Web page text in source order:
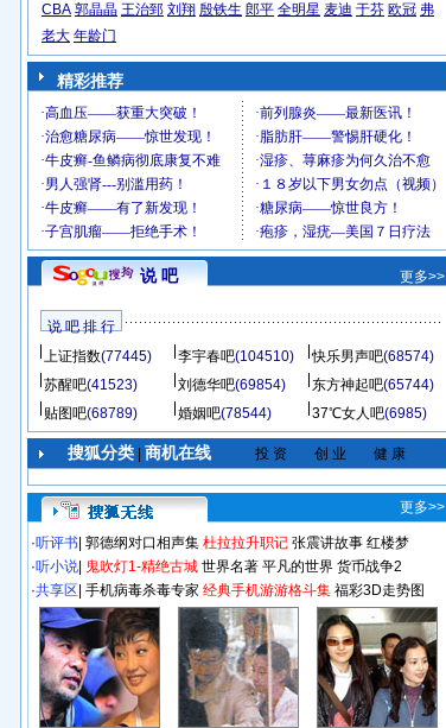
CBA 郭晶晶 王治郅 刘翔 殷铁生 郎平 全明星 麦迪 于芬 欧冠 弗
老大 年龄门
精彩推荐
说 吧 更多>>
说 吧 排 行
上证指数(77445) 李宇春吧(104510) 快乐男声吧(68574)
苏醒吧(41523) 刘德华吧(69854) 东方神起吧(65744)
贴图吧(68789) 婚姻吧(78544) 37℃女人吧(6985)
搜狐分类| 商机在线 投 资 创 业 健 康
更多>>
·听评书 郭德纲对口相声集 杜拉拉升职记 张震讲故事 红楼梦
·听小说 鬼吹灯1-精绝古城 世界名著 平凡的世界 货币战争2
·共享区 手机病毒杀毒专家 经典手机游游格斗集 福彩3D走势图